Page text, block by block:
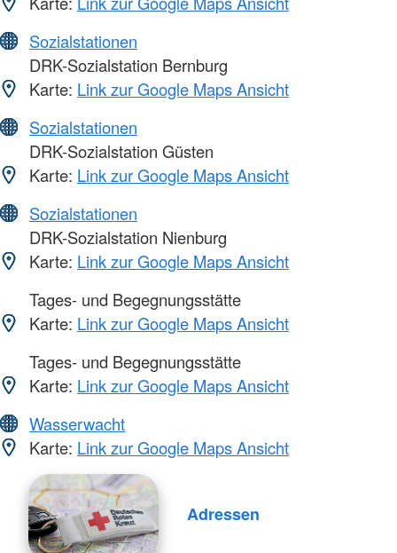
Sozialstationen
DRK-Sozialstation Bernburg
Karte: Link zur Google Maps Ansicht
Sozialstationen
DRK-Sozialstation Güsten
Karte: Link zur Google Maps Ansicht
Sozialstationen
DRK-Sozialstation Nienburg
Karte: Link zur Google Maps Ansicht
Tages- und Begegnungsstätte
Karte: Link zur Google Maps Ansicht
Tages- und Begegnungsstätte
Karte: Link zur Google Maps Ansicht
Wasserwacht
Karte: Link zur Google Maps Ansicht
Adressen